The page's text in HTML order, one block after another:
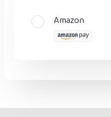
Amazon